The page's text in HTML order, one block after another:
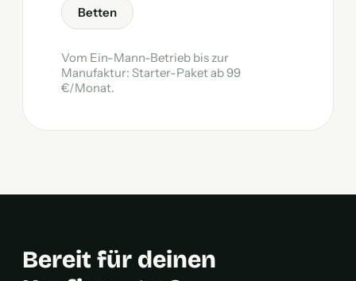
Betten
Vom Ein-Mann-Betrieb bis zur
Manufaktur: Starter-Paket ab 99
€/Monat.
Bereit für deinen